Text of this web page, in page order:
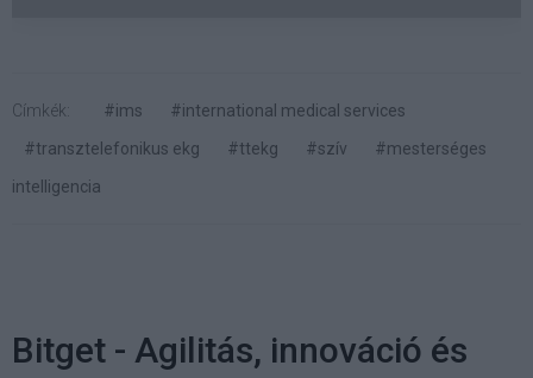
Címkék: #ims
#international medical services
#transztelefonikus ekg
#ttekg #szív
#mesterséges
intelligencia
Bitget - Agilitás, innováció és